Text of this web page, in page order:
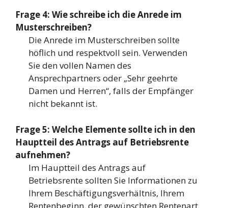
Frage 4: Wie schreibe ich die Anrede im
Musterschreiben?
Die Anrede im Musterschreiben sollte
höflich und respektvoll sein. Verwenden
Sie den vollen Namen des
Ansprechpartners oder „Sehr geehrte
Damen und Herren“, falls der Empfänger
nicht bekannt ist.
Frage 5: Welche Elemente sollte ich in den
Hauptteil des Antrags auf Betriebsrente
aufnehmen?
Im Hauptteil des Antrags auf
Betriebsrente sollten Sie Informationen zu
Ihrem Beschäftigungsverhältnis, Ihrem
Rentenbeginn, der gewünschten Rentenart